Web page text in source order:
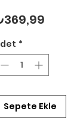
*
Sepete Ekle